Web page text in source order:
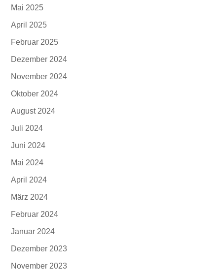
Mai 2025
April 2025
Februar 2025
Dezember 2024
November 2024
Oktober 2024
August 2024
Juli 2024
Juni 2024
Mai 2024
April 2024
März 2024
Februar 2024
Januar 2024
Dezember 2023
November 2023